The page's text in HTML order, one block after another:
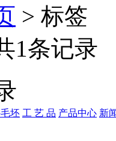
> 标签
1条记录
坯 工 艺 品 产品中心 新